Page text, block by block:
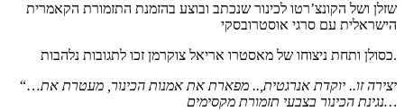
שזלן ושל הקונצ’רטו לכינור שנכתב ובוצע בהזמנת התזמורת הקאמרית
הישראלית עם סרגי אוסטרובסקי
כסולן ותחת ניצוחו של מאסטרו אריאל צוקרמן זכו לתגובות נלהבות.
“…יצירה זו.. יוקדת אנרגטית,.. מפארת את אמנות הכינור, מעטרת את
נגינת הכינור בצבעי תזמורת מקסימים…